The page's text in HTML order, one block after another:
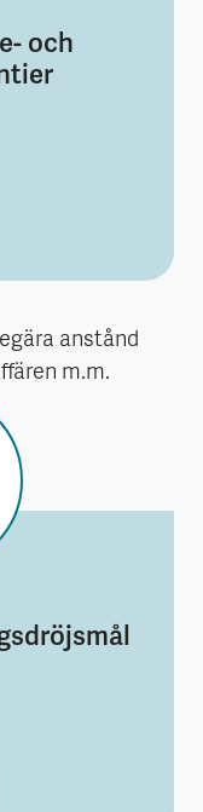
och
villkor Rörelse-
anstånd
m.m.
om